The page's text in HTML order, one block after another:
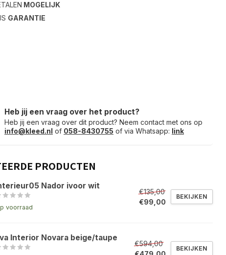
MOGELIJK
GARANTIE
Heb jij een vraag over het product?
Heb jij een vraag over dit product? Neem contact met ons op
info@kleed.nl of 058-8430755 of via Whatsapp: link
PRODUCTEN
Nador ivoor wit
voorraad
€135,00
€99,00
BEKIJKEN
Interior Novara beige/taupe
€594,00
BEKIJKEN